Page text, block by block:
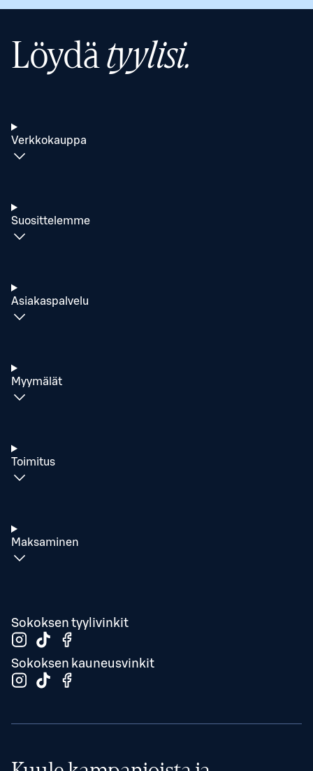
Löydätyylisi.
Verkkokauppa
Suosittelemme
Asiakaspalvelu
Myymälät
Toimitus
Maksaminen
Sokoksen tyylivinkit
Sokoksen kauneusvinkit